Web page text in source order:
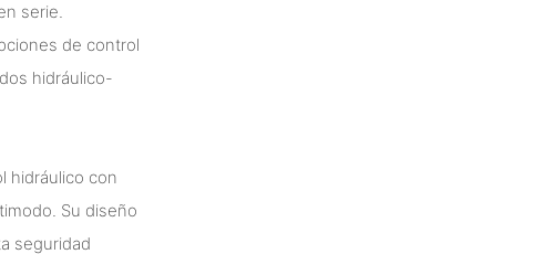
serie.
de control
hidráulico-
hidráulico con
Su diseño
seguridad